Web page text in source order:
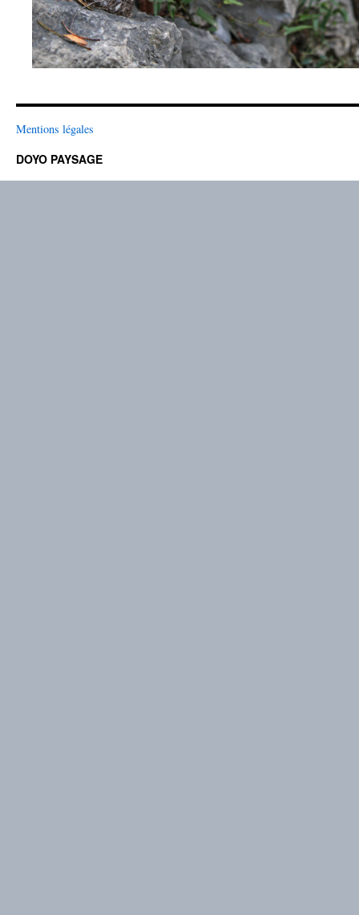
Mentions légales
DOYO PAYSAGE